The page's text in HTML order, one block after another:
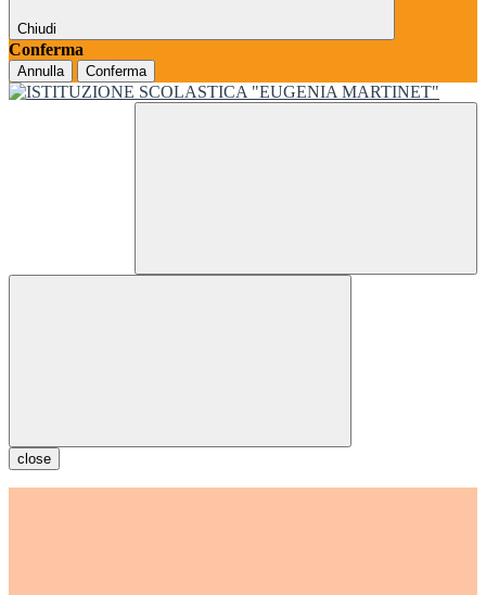
Chiudi
Conferma
Annulla Conferma
close